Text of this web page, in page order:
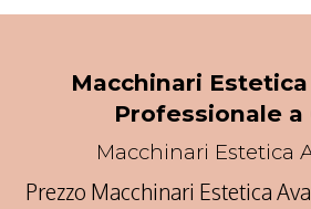
Macchinari
Professionale a
Macchinari Estetica
Prezzo Macchinari Estetica